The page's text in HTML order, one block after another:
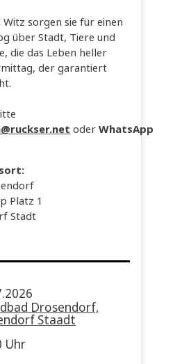
sorgen sie für einen
über Stadt, Tiere und
die das Leben heller
der garantiert
oderWhatsApp
Platz 1
Stadt
Drosendorf,
Staadt
Uhr